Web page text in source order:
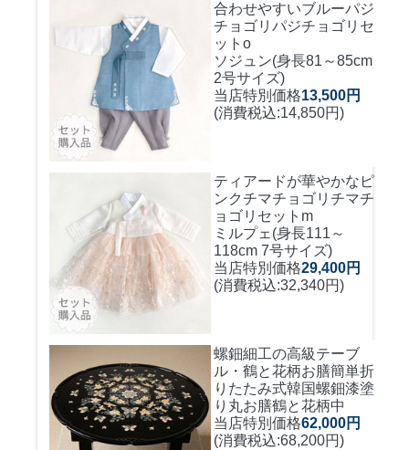
合わせやすいブルーパジ
チョゴリ パジチョゴリセ
ットo
ソジュン(身長81～85cm
2号サイズ)
当店特別価格13,500円
(消費税込:14,850円)
ティアードが華やかなピ
ンクチマチョゴリ チマチ
ョゴリセットm
ミルプェ(身長111～
118cm 7号サイズ)
当店特別価格29,400円
(消費税込:32,340円)
螺鈿細工の高級テーブ
ル・鶴と花柄お膳簡単折
りたたみ式韓国螺鈿漆塗
り丸お膳鶴と花柄中
当店特別価格62,000円
(消費税込:68,200円)